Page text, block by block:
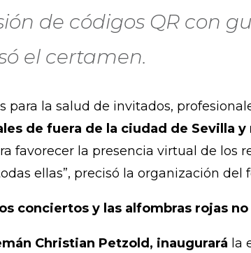
de códigos QR con
el certamen.
para la salud de invitados,
de fuera de la ciudad de Sevilla
favorecer la presencia virtual de los
ellas”, precisó la organización del
conciertos y las alfombras rojas
Christian Petzold, inaugurará la